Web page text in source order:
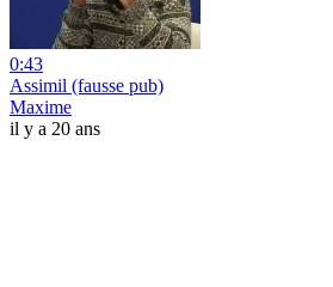
0:43
Assimil (fausse pub)
Maxime
il y a 20 ans